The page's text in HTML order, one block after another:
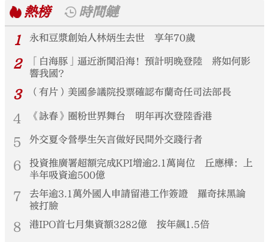
熱榜
時間鏈
1
永和豆漿創始人林炳生去世 享年70歲
2
「白海豚」逼近浙閩沿海！預計明晚登陸 將如何影
響我國？
3 （有片）美國參議院投票確認布蘭奇任司法部長
4 《詠春》圈粉世界舞台 明年再次登陸香港
5 外交夏令營學生矢言做好民間外交踐行者
6
投資推廣署超額完成KPI增逾2.1萬崗位 丘應樺：上
半年吸資逾500億
7
去年逾3.1萬外國人申請留港工作簽證 羅奇抹黑論
被打臉
8 港IPO首七月集資額3282億 按年飆1.5倍